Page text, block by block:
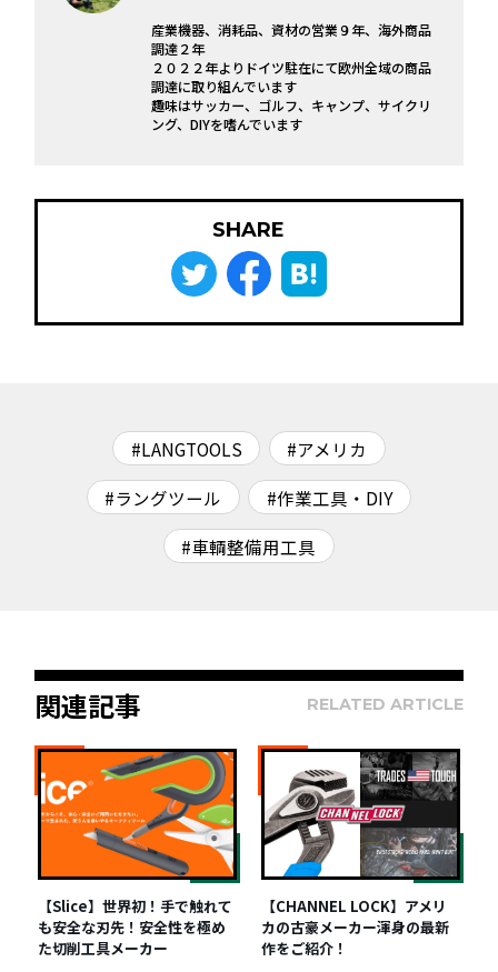
産業機器、消耗品、資材の営業９年、海外商品
調達２年
２０２２年よりドイツ駐在にて欧州全域の商品
調達に取り組んでいます
趣味はサッカー、ゴルフ、キャンプ、サイクリ
ング、DIYを嗜んでいます
SHARE
#LANGTOOLS
#アメリカ
#ラングツール
#作業工具・DIY
#車輌整備用工具
関連記事 RELATED ARTICLE
【Slice】世界初！手で触れて
も安全な刃先！安全性を極め
た切削工具メーカー
【CHANNEL LOCK】アメリ
カの古豪メーカー渾身の最新
作をご紹介！